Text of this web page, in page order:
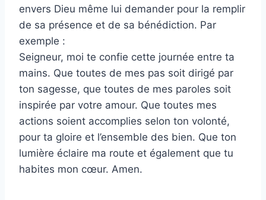
envers Dieu même lui demander pour la remplir
de sa présence et de sa bénédiction. Par
exemple :
Seigneur, moi te confie cette journée entre ta
mains. Que toutes de mes pas soit dirigé par
ton sagesse, que toutes de mes paroles soit
inspirée par votre amour. Que toutes mes
actions soient accomplies selon ton volonté,
pour ta gloire et l’ensemble des bien. Que ton
lumière éclaire ma route et également que tu
habites mon cœur. Amen.